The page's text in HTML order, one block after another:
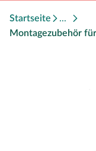
Startseite
Montagezubehör